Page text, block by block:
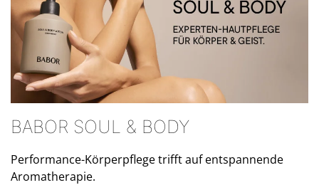
BABOR SOUL & BODY
Performance-Körperpflege trifft auf entspannende
Aromatherapie.